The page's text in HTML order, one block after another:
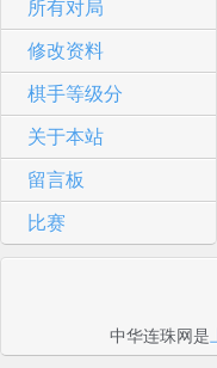
所有对局
修改资料
棋手等级分
关于本站
留言板
比赛
中华连珠网是